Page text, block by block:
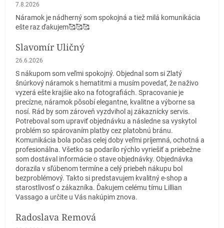
Hodnotenie obchodu je 5 z 5 hviezdičiek.
7.8.2026
Náramok je nádherný som spokojná a tiež milá komunikácia
ešte raz ďakujem🥰🥰🥰
Slavomír Uličný
Hodnotenie obchodu je 5 z 5 hviezdičiek.
26.6.2026
S nákupom som veľmi spokojný. Objednal som si Zlatý
šnúrkový náramok s hematitmi a musím povedať, že naživo
vyzerá ešte krajšie ako na fotografiách. Spracovanie je
precízne, náramok pôsobí elegantne, kvalitne a výborne sa
nosí. Rád by som zároveň vyzdvihol aj zákaznícky servis.
Potreboval som upraviť objednávku a následne sa vyskytol
problém so spárovaním platby cez platobnú bránu.
Komunikácia bola počas celej doby veľmi príjemná, ochotná a
profesionálna. Všetko sa podarilo rýchlo vyriešiť a priebežne
som dostával informácie o stave objednávky. Objednávka
dorazila v sľúbenom termíne a celý priebeh nákupu bol
bezproblémový. Takto si predstavujem kvalitný e-shop a
starostlivosť o zákazníka. Ďakujem celému tímu Lillian
Vassago a určite u Vás nakúpim znova.
Radoslava Remová